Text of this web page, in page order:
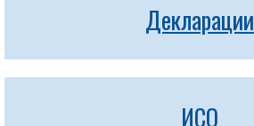
Декларации
ИСО